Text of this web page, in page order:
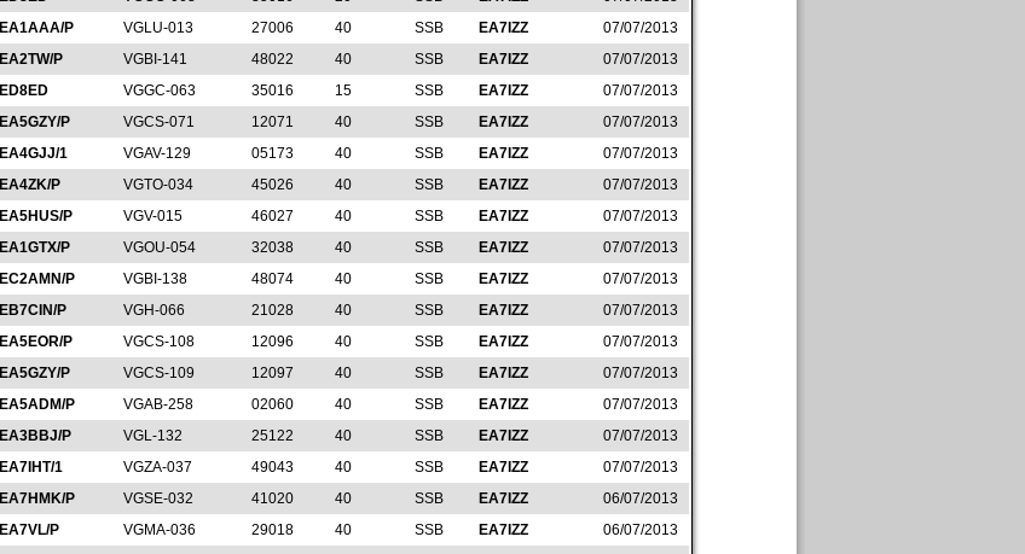
EA1AAA/P
VGLU-013 27006 40 SSB EA7IZZ
07/07/2013
EA2TW/P
VGBI-141 48022 40 SSB EA7IZZ
07/07/2013
ED8ED
VGGC-063 35016 15 SSB EA7IZZ
07/07/2013
EA5GZY/P
VGCS-071 12071 40 SSB EA7IZZ
07/07/2013
EA4GJJ/1
VGAV-129 05173 40 SSB EA7IZZ
07/07/2013
EA4ZK/P
VGTO-034 45026 40 SSB EA7IZZ
07/07/2013
EA5HUS/P
VGV-015 46027 40 SSB EA7IZZ
07/07/2013
EA1GTX/P
VGOU-054 32038 40 SSB EA7IZZ
07/07/2013
EC2AMN/P
VGBI-138 48074 40 SSB EA7IZZ
07/07/2013
EB7CIN/P
VGH-066 21028 40 SSB EA7IZZ
07/07/2013
EA5EOR/P
VGCS-108 12096 40 SSB EA7IZZ
07/07/2013
EA5GZY/P
VGCS-109 12097 40 SSB EA7IZZ
07/07/2013
EA5ADM/P
VGAB-258 02060 40 SSB EA7IZZ
07/07/2013
EA3BBJ/P
VGL-132 25122 40 SSB EA7IZZ
07/07/2013
EA7IHT/1
VGZA-037 49043 40 SSB EA7IZZ
07/07/2013
EA7HMK/P
VGSE-032 41020 40 SSB EA7IZZ
06/07/2013
EA7VL/P
VGMA-036 29018 40 SSB EA7IZZ
06/07/2013